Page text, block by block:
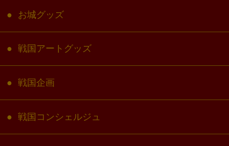
お城グッズ
戦国アートグッズ
戦国企画
戦国コンシェルジュ